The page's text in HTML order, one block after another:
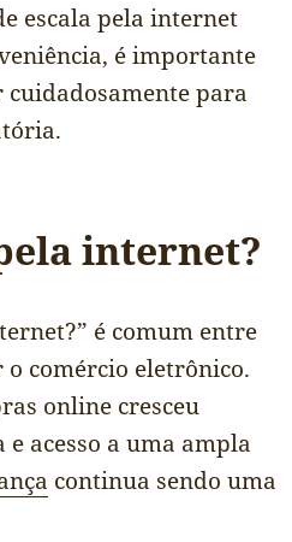
escala pela internet
é importante
cuidadosamente para
internet?
é comum entre
comércio eletrônico.
online cresceu
acesso a uma ampla
continua sendo uma